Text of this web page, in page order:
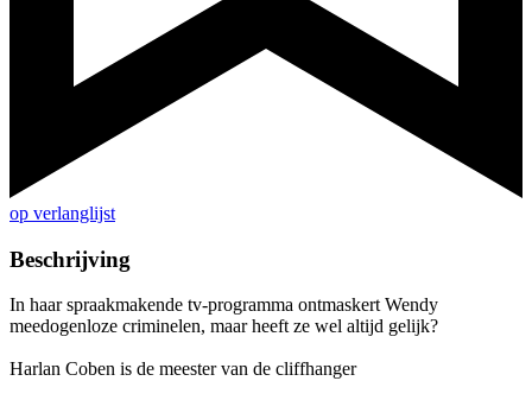
op verlanglijst
Beschrijving
In haar spraakmakende tv-programma ontmaskert Wendy
meedogenloze criminelen, maar heeft ze wel altijd gelijk?
Harlan Coben is de meester van de cliffhanger